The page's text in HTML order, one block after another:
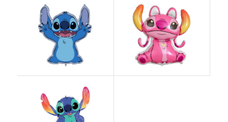
STUHY A MAŠLE
SEZÓNNÍ SVÁTKY
VYSTŘELOVACÍ KONFETY
ORGANZY, STOLOVÉ ŠERPY